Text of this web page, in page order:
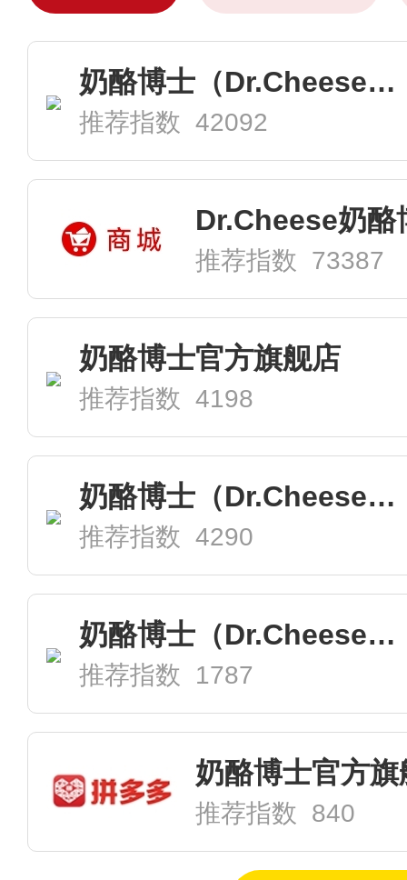
奶酪博士（Dr.Cheese）自营旗舰店
推荐指数 42092
推荐指数 73387
奶酪博士官方旗舰店
推荐指数 4198
奶酪博士（Dr.Cheese）母婴自营旗舰店
推荐指数 4290
奶酪博士（Dr.Cheese）母婴旗舰店
推荐指数 1787
奶酪博士官方旗
推荐指数 840